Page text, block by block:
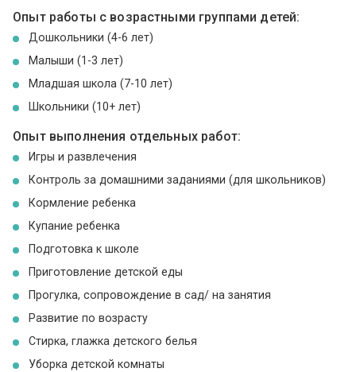
Опыт работы с возрастными группами детей:
Дошкольники (4-6 лет)
Малыши (1-3 лет)
Младшая школа (7-10 лет)
Школьники (10+ лет)
Опыт выполнения отдельных работ:
Игры и развлечения
Контроль за домашними заданиями (для школьников)
Кормление ребенка
Купание ребенка
Подготовка к школе
Приготовление детской еды
Прогулка, сопровождение в сад/ на занятия
Развитие по возрасту
Стирка, глажка детского белья
Уборка детской комнаты